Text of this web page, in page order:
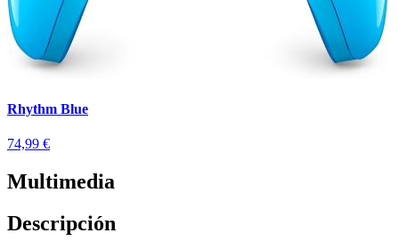
Rhythm Blue
74,99 €
Multimedia
Descripción